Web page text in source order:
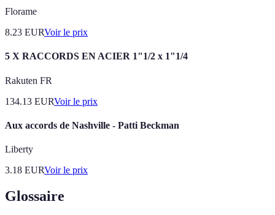
Florame
8.23 EURVoir le prix
5 X RACCORDS EN ACIER 1"1/2 x 1"1/4
Rakuten FR
134.13 EURVoir le prix
Aux accords de Nashville - Patti Beckman
Liberty
3.18 EURVoir le prix
Glossaire